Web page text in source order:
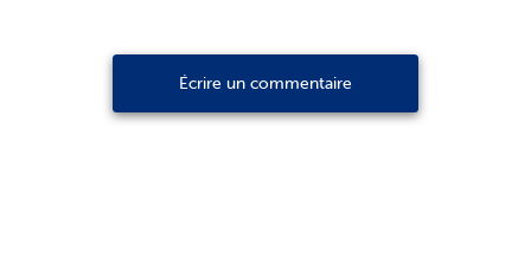
Écrire un commentaire